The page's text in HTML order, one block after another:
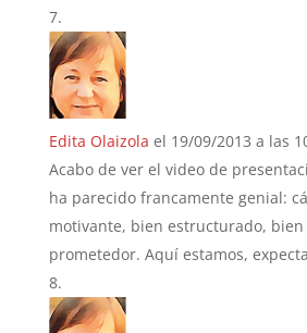
Edita Olaizola el 19/09/2013 a las
Acabo de ver el video de
ha parecido francamente genial:
motivante, bien estructurado,
prometedor. Aquí estamos,